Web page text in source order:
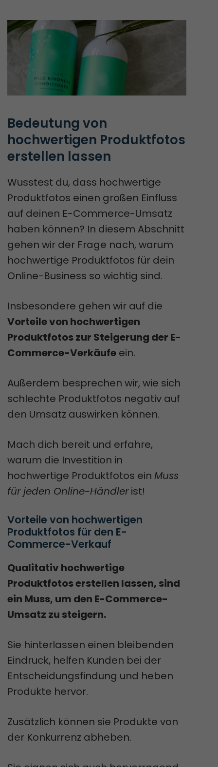
Bedeutung von
hochwertigen Produktfotos
erstellen lassen
Wusstest du, dass hochwertige
Produktfotos einen großen Einfluss
auf deinen E-Commerce-Umsatz
haben können? In diesem Abschnitt
gehen wir der Frage nach, warum
hochwertige Produktfotos für dein
Online-Business so wichtig sind.
Insbesondere gehen wir auf die
Vorteile von hochwertigen
Produktfotos zur Steigerung der E-
Commerce-Verkäufe ein.
Außerdem besprechen wir, wie sich
schlechte Produktfotos negativ auf
den Umsatz auswirken können.
Mach dich bereit und erfahre,
warum die Investition in
hochwertige Produktfotos ein Muss
für jeden Online-Händlerist!
Vorteile von hochwertigen
Produktfotos für den E-
Commerce-Verkauf
Qualitativ hochwertige
Produktfotos erstellen lassen, sind
ein Muss, um den E-Commerce-
Umsatz zu steigern.
Sie hinterlassen einen bleibenden
Eindruck, helfen Kunden bei der
Entscheidungsfindung und heben
Produkte hervor.
Zusätzlich können sie Produkte von
der Konkurrenz abheben.